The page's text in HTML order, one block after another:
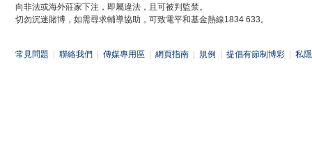
向非法或海外莊家下注，即屬違法，且可被判監禁。
切勿沉迷賭博，如需尋求輔導協助，可致電平和基金熱線1834 633。
常見問題 聯絡我們 傳媒專用區 網頁指南 規例 提倡有節制博彩 私